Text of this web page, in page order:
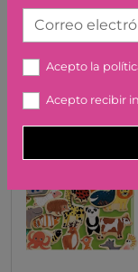
Correo
Acepto la
Acepto recibir